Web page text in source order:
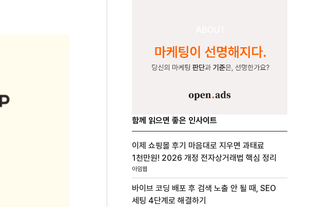
함께 읽으면 좋은 인사이트
이제 쇼핑몰 후기 마음대로 지우면 과태료
1천만원! 2026 개정 전자상거래법 핵심 정리
아임웹
바이브 코딩 배포 후 검색 노출 안 될 때, SEO
세팅 4단계로 해결하기